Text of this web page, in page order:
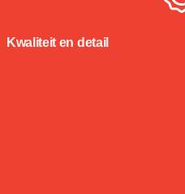
Kwaliteit en detail